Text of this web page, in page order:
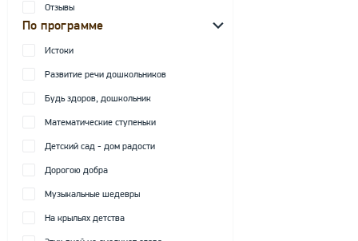
Отзывы
По программе
Истоки
Развитие речи дошкольников
Будь здоров, дошкольник
Математические ступеньки
Детский сад - дом радости
Дорогою добра
Музыкальные шедевры
На крыльях детства